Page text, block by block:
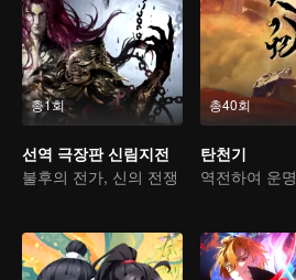
총1회
선역 극장판 신림지전
불후의 전가, 신의 전쟁
총40회
탄천기